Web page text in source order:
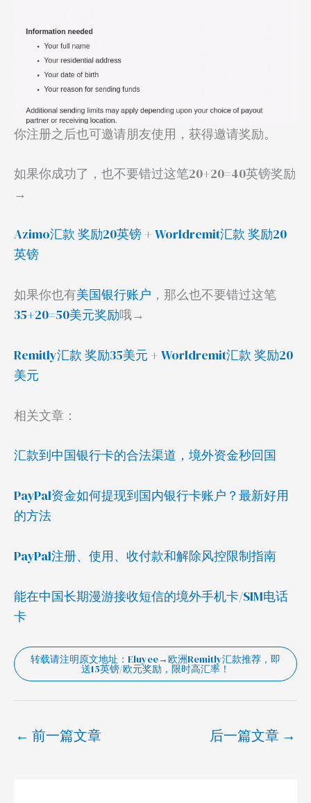
你注册之后也可邀请朋友使用，获得邀请奖励。
如果你成功了，也不要错过这笔20+20=40英镑奖励
→
Azimo汇款 奖励20英镑 + Worldremit汇款 奖励20
英镑
如果你也有美国银行账户 ，那么也不要错过这笔
35+20=50美元奖励哦→
Remitly汇款 奖励35美元 + Worldremit汇款 奖励20
美元
相关文章：
汇款到中国银行卡的合法渠道，境外资金秒回国
PayPal资金如何提现到国内银行卡账户？最新好用
的方法
PayPal注册、使用、收付款和解除风控限制指南
能在中国长期漫游接收短信的境外手机卡/SIM电话
卡
转载请注明原文地址：Eluyee→欧洲Remitly汇款推荐，即
送15英镑/欧元奖励，限时高汇率！
← 前一篇文章 后一篇文章 →